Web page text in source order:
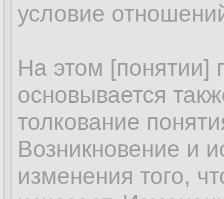
условие
На этом [понятии]
основывается
толкование
Возникновение и
изменения того,